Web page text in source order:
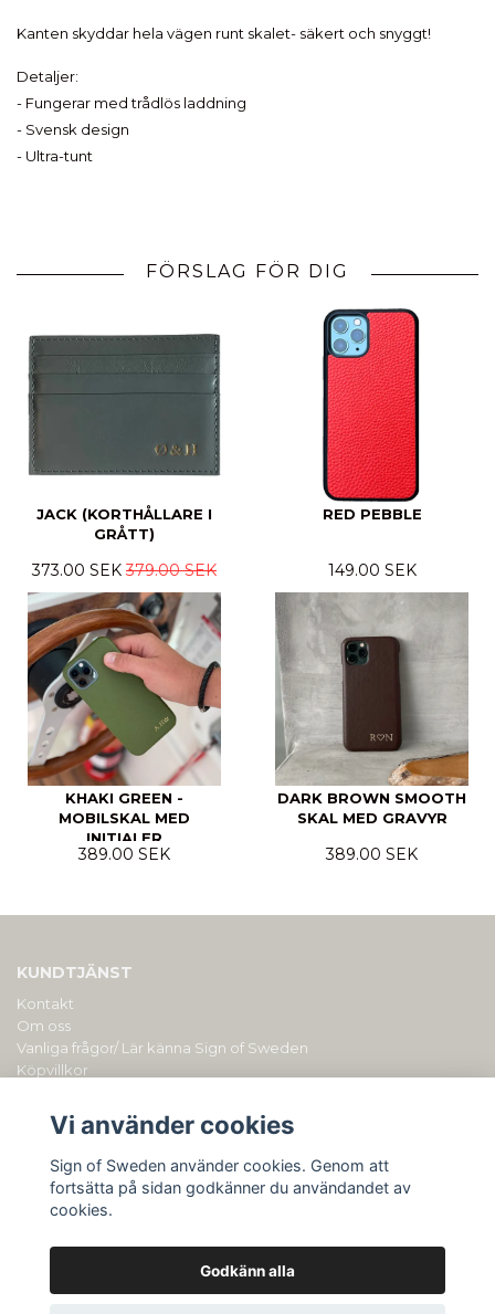
Kanten skyddar hela vägen runt skalet- säkert och snyggt!
Detaljer:
- Fungerar med trådlös laddning
- Svensk design
- Ultra-tunt
FÖRSLAG FÖR DIG
JACK (KORTHÅLLARE I
GRÅTT)
373.00 SEK 379.00 SEK
RED PEBBLE
149.00 SEK
KHAKI GREEN -
MOBILSKAL MED
INITIALER
389.00 SEK
DARK BROWN SMOOTH
SKAL MED GRAVYR
389.00 SEK
KUNDTJÄNST
Kontakt
Om oss
Vanliga frågor/ Lär känna Sign of Sweden
Köpvillkor
PERSONLIGA PRESENTER MED GRAVYR/ BRODYR
Sign of Sweden drivs av Duly AB (org.nr: 559153-0901). Du kan
alltid kontakta oss på
hellosignofsweden@gmail.com
Vi använder cookies
Sign of Sweden använder cookies. Genom att
fortsätta på sidan godkänner du användandet av
cookies.
Godkänn alla